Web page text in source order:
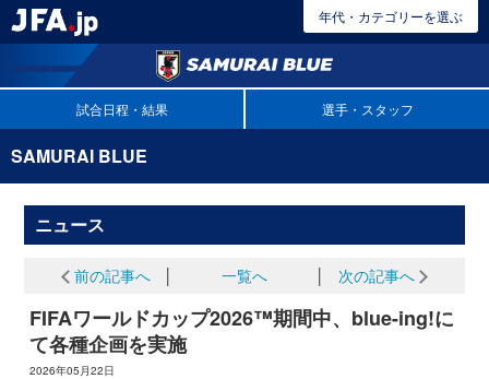
年代・カテゴリーを選ぶ
試合日程・結果 選手・スタッフ
SAMURAI BLUE
ニュース
前の記事へ 一覧へ 次の記事へ
FIFAワールドカップ2026™期間中、blue-ing!に
て各種企画を実施
2026年05月22日